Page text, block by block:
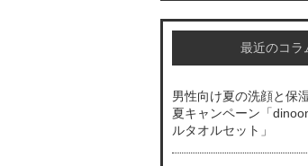
最近のコラ
男性向け夏の洗顔と保
夏キャンペーン「
ルタオルセット」